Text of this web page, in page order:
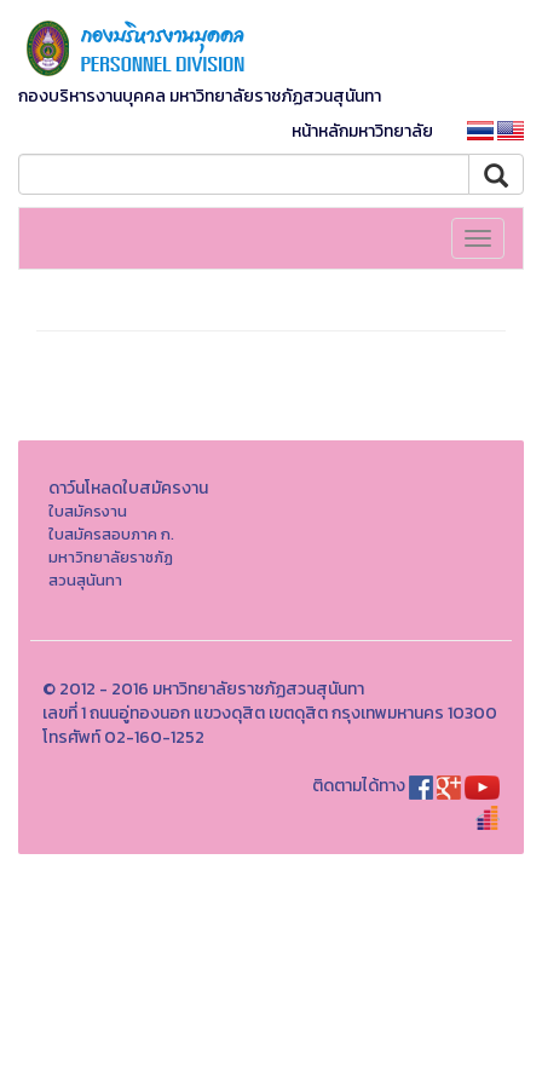
กองบริหารงานบุคคล มหาวิทยาลัยราชภัฏสวนสุนันทา
หน้าหลักมหาวิทยาลัย
Toggle
ดาว์นโหลดใบสมัครงาน
ใบสมัครงาน
ใบสมัครสอบภาค ก.
มหาวิทยาลัยราชภัฏ
สวนสุนันทา
© 2012 - 2016 มหาวิทยาลัยราชภัฏสวนสุนันทา
เลขที่ 1 ถนนอู่ทองนอก แขวงดุสิต เขตดุสิต กรุงเทพมหานคร 10300
โทรศัพท์ 02-160-1252
ติดตามได้ทาง